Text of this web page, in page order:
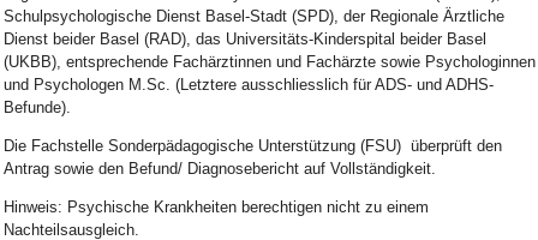
Schulpsychologische Dienst Basel-Stadt (SPD), der Regionale Ärztliche
Dienst beider Basel (RAD), das Universitäts-Kinderspital beider Basel
(UKBB), entsprechende Fachärztinnen und Fachärzte sowie Psychologinnen
und Psychologen M.Sc. (Letztere ausschliesslich für ADS- und ADHS-
Befunde).
Die Fachstelle Sonderpädagogische Unterstützung (FSU) überprüft den
Antrag sowie den Befund/ Diagnosebericht auf Vollständigkeit.
Hinweis: Psychische Krankheiten berechtigen nicht zu einem
Nachteilsausgleich.